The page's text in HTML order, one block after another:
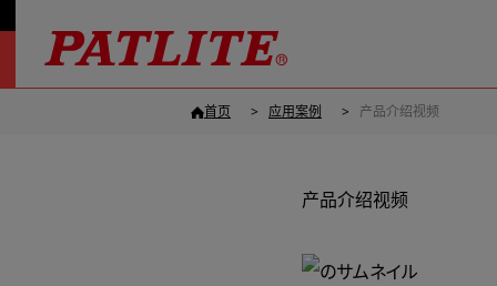
首页 应用案例 产品介绍视频
产品介绍视频